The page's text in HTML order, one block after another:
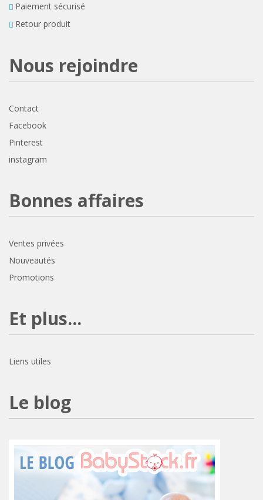
Paiement sécurisé
Retour produit
Nous rejoindre
Contact
Facebook
Pinterest
instagram
Bonnes affaires
Ventes privées
Nouveautés
Promotions
Et plus...
Liens utiles
Le blog